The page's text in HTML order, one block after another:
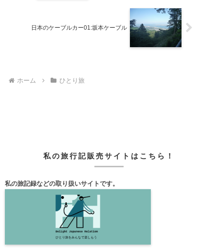
日本のケーブルカー01:坂本ケーブル
ホーム ひとり旅
私の旅行記販売サイトはこちら！
私の旅記録などの取り扱いサイトです。